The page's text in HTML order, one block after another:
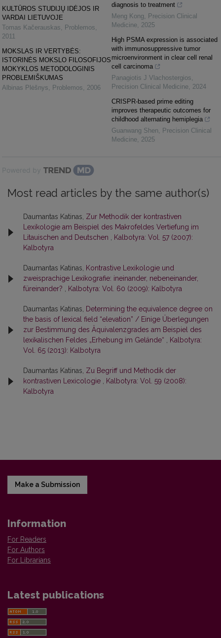
KULTŪROS STUDIJŲ IDĖJOS IR
VARDAI LIETUVOJE
Tomas Kačerauskas, Problemos,
2011
MOKSLAS IR VERTYBĖS:
ISTORINĖS MOKSLO FILOSOFIJOS
MOKYKLOS METODOLOGINIS
PROBLEMIŠKUMAS
Albinas Plėšnys, Problemos, 2006
diagnosis to treatment
Meng Kong, Precision Clinical
Medicine, 2025
High PSMA expression is associated
with immunosuppressive tumor
microenvironment in clear cell renal
cell carcinoma
Panagiotis J Vlachostergios,
Precision Clinical Medicine, 2024
CRISPR-based prime editing
improves therapeutic outcomes for
childhood alternating hemiplegia
Guanwang Shen, Precision Clinical
Medicine, 2025
Powered by
Most read articles by the same author(s)
Daumantas Katinas, Zur Methodik der kontrastiven
Lexikologie am Beispiel des Makrofeldes Vertiefung im
Litauischen and Deutschen
Kalbotyra: Vol. 57 (2007):
Kalbotyra
Daumantas Katinas,
Kontrastive Lexikologie und
zweisprachige Lexikografie: ineinander, nebeneinander,
füreinander?
Kalbotyra: Vol. 60 (2009): Kalbotyra
Daumantas Katinas,
Determining the equivalence degree on
the basis of lexical field “elevation” / Einige Überlegungen
zur Bestimmung des Äquivalenzgrades am Beispiel des
lexikalischen Feldes „Erhebung im Gelände“
Kalbotyra:
Vol. 65 (2013): Kalbotyra
Daumantas Katinas, Zu Begriff und Methodik der
kontrastiven Lexicologie
Kalbotyra: Vol. 59 (2008):
Kalbotyra
Make a Submission
Information
For Readers
For Authors
For Librarians
Latest publications